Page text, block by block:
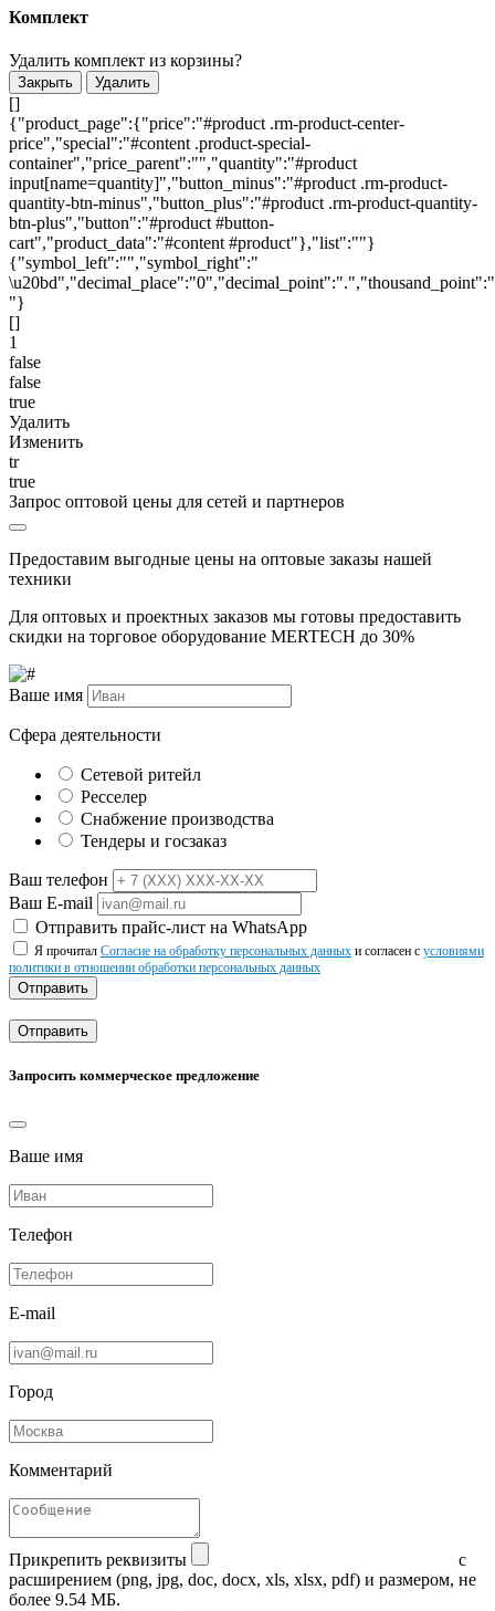
Комплект
Удалить комплект из корзины?
Закрыть Удалить
[]
{"product_page":{"price":"#product .rm-product-center-
price","special":"#content .product-special-
container","price_parent":"","quantity":"#product
input[name=quantity]","button_minus":"#product .rm-product-
quantity-btn-minus","button_plus":"#product .rm-product-quantity-
btn-plus","button":"#product #button-
cart","product_data":"#content #product"},"list":""}
{"symbol_left":"","symbol_right":"
\u20bd","decimal_place":"0","decimal_point":".","thousand_point":"
"}
[]
1
false
false
true
Удалить
Изменить
tr
true
Запрос оптовой цены для сетей и партнеров
Предоставим выгодные цены на оптовые заказы нашей
техники
Для оптовых и проектных заказов мы готовы предоставить
скидки на торговое оборудование MERTECH до 30%
Ваше имя
Сфера деятельности
Сетевой ритейл
Ресселер
Снабжение производства
Тендеры и госзаказ
Ваш телефон
Ваш E-mail
Отправить прайс-лист на WhatsApp
Я прочитал Согласие на обработку персональных данных и согласен с условиями
политики в отношении обработки персональных данных
Отправить
Отправить
Запросить коммерческое предложение
Ваше имя
Телефон
E-mail
Город
Комментарий
Прикрепить реквизиты
с
расширением (png, jpg, doc, docx, xls, xlsx, pdf) и размером, не
более 9.54 МБ.